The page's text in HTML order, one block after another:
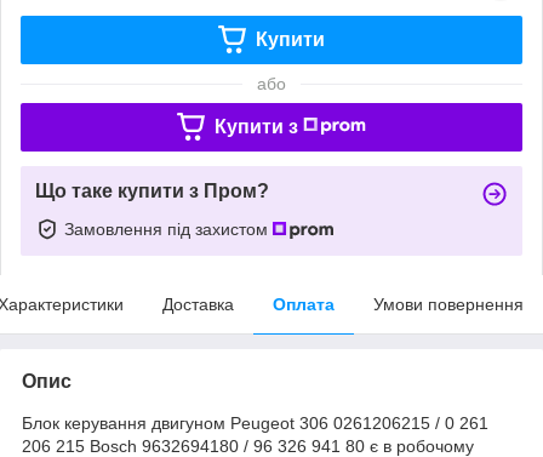
Купити
або
Купити з
Що таке купити з Пром?
Замовлення під захистом
Доставка Оплата Умови повернення
Опис
Блок керування двигуном Peugeot 306 0261206215 / 0 261
206 215 Bosch 9632694180 / 96 326 941 80 є в робочому